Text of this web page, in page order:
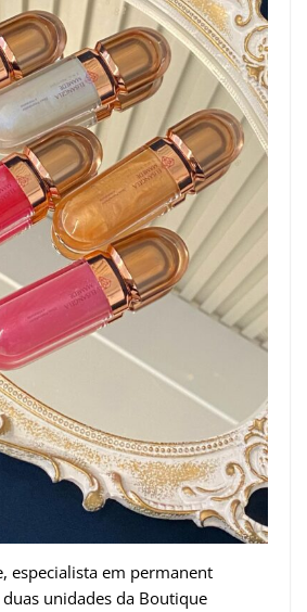
especialista em permanent
duas unidades da Boutique